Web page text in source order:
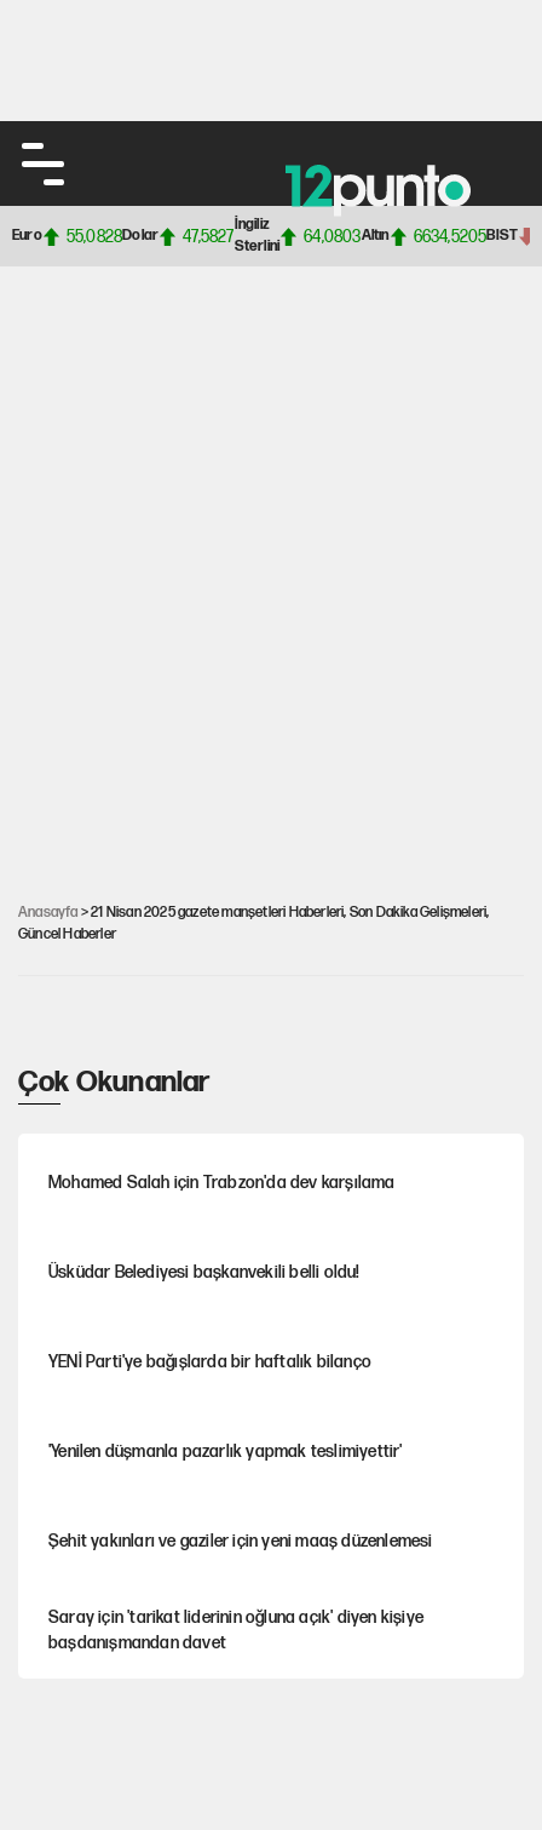
Euro 55,0828Dolar 47,5827
İngiliz
Sterlini
64,0803Altın 6634,5205BIST
Anasayfa > 21 Nisan 2025 gazete manşetleri Haberleri, Son Dakika Gelişmeleri,
Güncel Haberler
21 Nisan 2025 gazete manşetleri
Çok Okunanlar
Mohamed Salah için Trabzon'da dev karşılama
Üsküdar Belediyesi başkanvekili belli oldu!
YENİ Parti'ye bağışlarda bir haftalık bilanço
'Yenilen düşmanla pazarlık yapmak teslimiyettir'
Şehit yakınları ve gaziler için yeni maaş düzenlemesi
Saray için 'tarikat liderinin oğluna açık' diyen kişiye
başdanışmandan davet